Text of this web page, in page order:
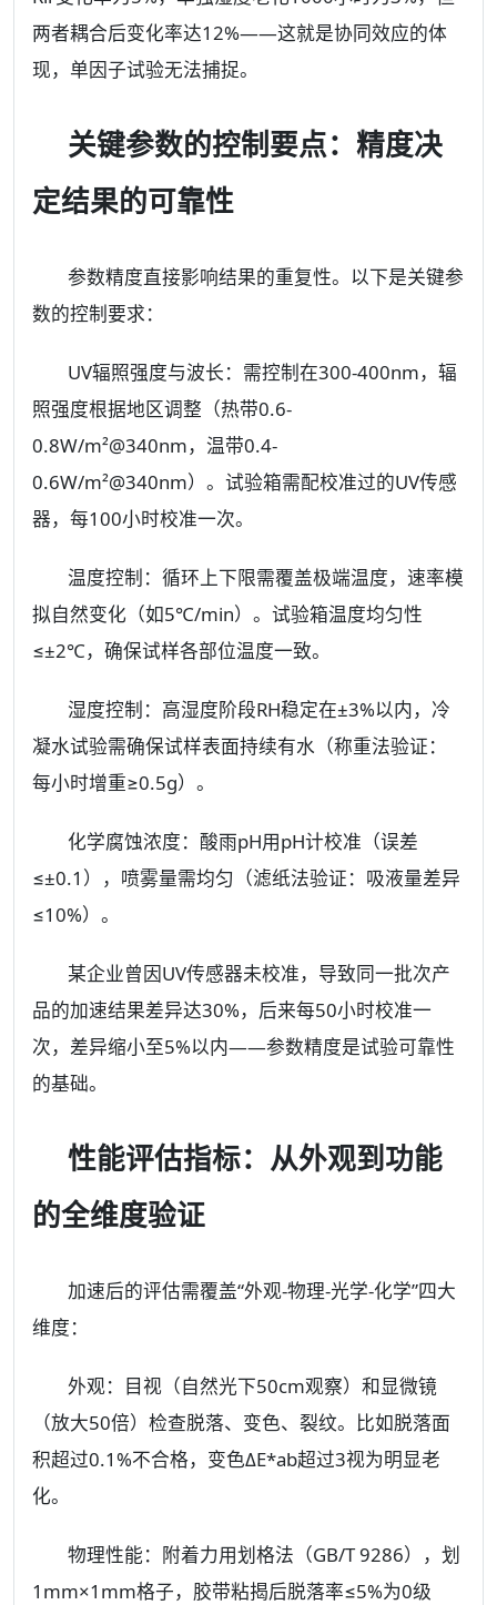
两者耦合后变化率达12%——这就是协同效应的体
现，单因子试验无法捕捉。
关键参数的控制要点：精度决
定结果的可靠性
参数精度直接影响结果的重复性。以下是关键参
数的控制要求：
UV辐照强度与波长：需控制在300-400nm，辐
照强度根据地区调整（热带0.6-
0.8W/m²@340nm，温带0.4-
0.6W/m²@340nm）。试验箱需配校准过的UV传感
器，每100小时校准一次。
温度控制：循环上下限需覆盖极端温度，速率模
拟自然变化（如5℃/min）。试验箱温度均匀性
≤±2℃，确保试样各部位温度一致。
湿度控制：高湿度阶段RH稳定在±3%以内，冷
凝水试验需确保试样表面持续有水（称重法验证：
每小时增重≥0.5g）。
化学腐蚀浓度：酸雨pH用pH计校准（误差
≤±0.1），喷雾量需均匀（滤纸法验证：吸液量差异
≤10%）。
某企业曾因UV传感器未校准，导致同一批次产
品的加速结果差异达30%，后来每50小时校准一
次，差异缩小至5%以内——参数精度是试验可靠性
的基础。
性能评估指标：从外观到功能
的全维度验证
加速后的评估需覆盖“外观-物理-光学-化学”四大
维度：
外观：目视（自然光下50cm观察）和显微镜
（放大50倍）检查脱落、变色、裂纹。比如脱落面
积超过0.1%不合格，变色ΔE*ab超过3视为明显老
化。
物理性能：附着力用划格法（GB/T 9286），划
1mm×1mm格子，胶带粘揭后脱落率≤5%为0级